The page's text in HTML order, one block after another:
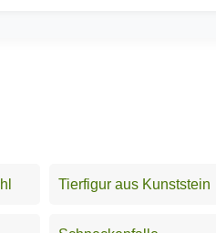
Tierfigur aus Kunststein